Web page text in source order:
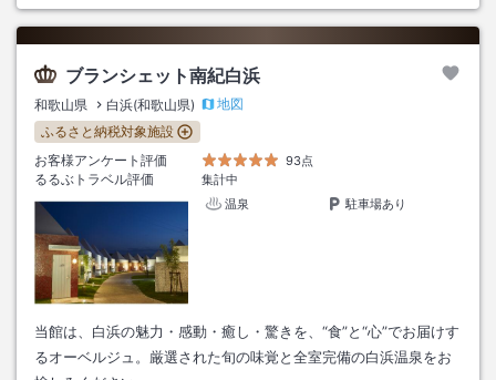
ブランシェット南紀白浜
和歌山県 白浜(和歌山県)
地図
ふるさと納税対象施設
お客様アンケート評価
93点
るるぶトラベル評価
集計中
温泉
駐車場あり
当館は、白浜の魅力・感動・癒し・驚きを、“食”と“心”でお届けす
るオーベルジュ。厳選された旬の味覚と全室完備の白浜温泉をお